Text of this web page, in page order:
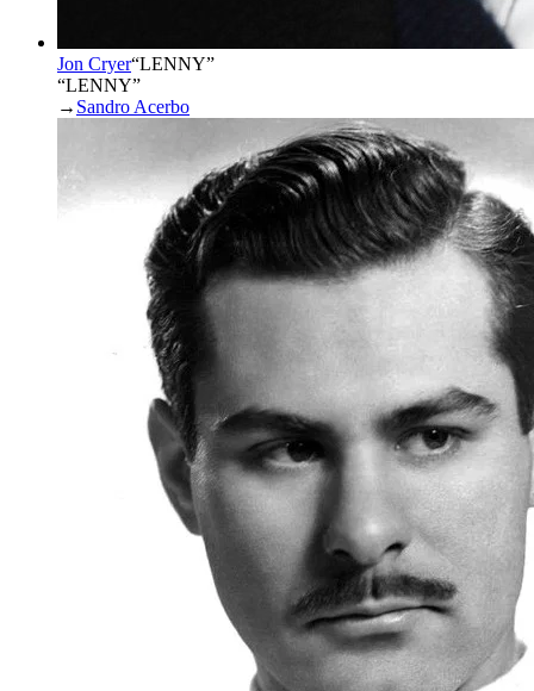
Jon Cryer“LENNY”
“LENNY”
→ Sandro Acerbo